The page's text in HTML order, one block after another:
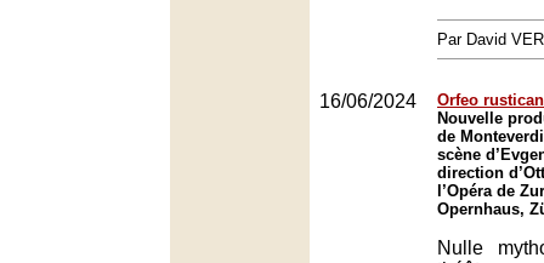
Par David
16/06/2024
Orfeo
Nouvelle
de
scène
direction
l’Opéra de
Opernhaus,
Nulle